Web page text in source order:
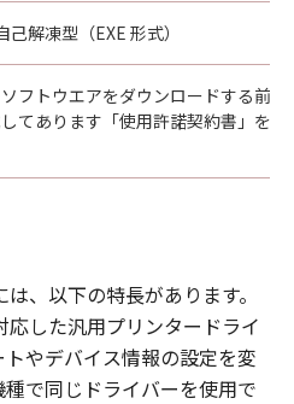
己解凍型（EXE 形式）
フトウエアをダウンロードする前
てあります「使用許諾契約書」を
、以下の特長があります。
応した汎用プリンタードライ
やデバイス情報の設定を変
で同じドライバーを使用で